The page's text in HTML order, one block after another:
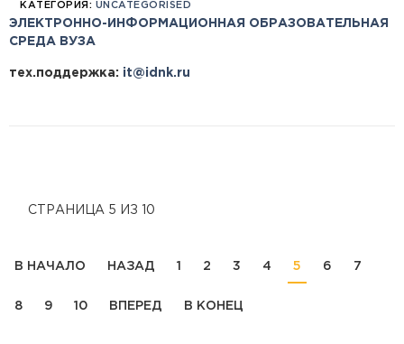
КАТЕГОРИЯ: UNCATEGORISED
ЭЛЕКТРОННО-ИНФОРМАЦИОННАЯ ОБРАЗОВАТЕЛЬНАЯ
СРЕДА ВУЗА
тех.поддержка: it@idnk.ru
СТРАНИЦА 5 ИЗ 10
В НАЧАЛО НАЗАД 1 2 3 4 5 6 7
8 9 10 ВПЕРЕД В КОНЕЦ